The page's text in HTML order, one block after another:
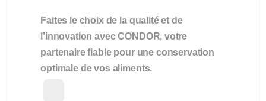
Faites le choix de la qualité et de
l’innovation avec CONDOR, votre
partenaire fiable pour une conservation
optimale de vos aliments.